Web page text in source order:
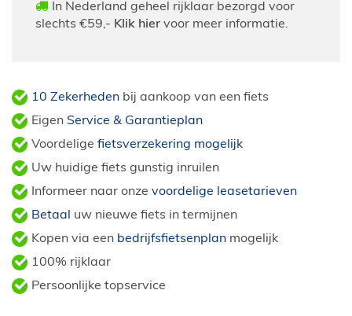
In Nederland geheel rijklaar bezorgd voor
slechts €59,- Klik hier voor meer informatie.
10 Zekerheden bij aankoop van een fiets
Eigen Service & Garantieplan
Voordelige fietsverzekering mogelijk
Uw huidige fiets gunstig inruilen
Informeer naar onze voordelige leasetarieven
Betaal uw nieuwe fiets in termijnen
Kopen via een bedrijfsfietsenplan mogelijk
100% rijklaar
Persoonlijke topservice